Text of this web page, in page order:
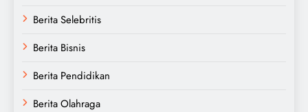
Berita Selebritis
Berita Bisnis
Berita Pendidikan
Berita Olahraga